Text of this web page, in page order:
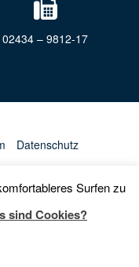
02434 – 9812-17
Datenschutz
Surfen zu
sind Cookies?